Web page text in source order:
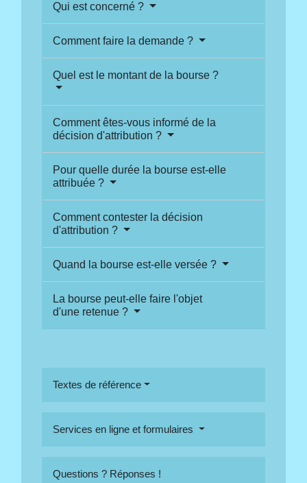
Qui est concerné ?
Comment faire la demande ?
Quel est le montant de la bourse ?
Comment êtes-vous informé de la
décision d'attribution ?
Pour quelle durée la bourse est-elle
attribuée ?
Comment contester la décision
d'attribution ?
Quand la bourse est-elle versée ?
La bourse peut-elle faire l'objet
d'une retenue ?
Textes de référence
Services en ligne et formulaires
Questions ? Réponses !